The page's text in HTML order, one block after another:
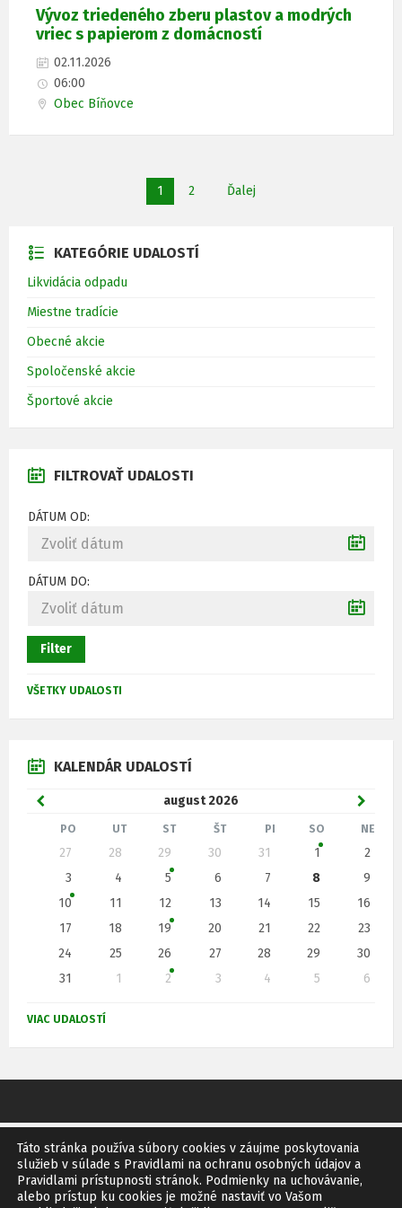
Vývoz triedeného zberu plastov a modrých
vriec s papierom z domácností
02.11.2026
06:00
Obec Bíňovce
1 2 Ďalej
KATEGÓRIE UDALOSTÍ
Likvidácia odpadu
Miestne tradície
Obecné akcie
Spoločenské akcie
Športové akcie
FILTROVAŤ UDALOSTI
DÁTUM OD:
DÁTUM DO:
Filter
VŠETKY UDALOSTI
KALENDÁR UDALOSTÍ
august2026
z
a
c
i
m
a
s
l
e
d
u
c
e
PO UT ST ŠT PI SO NE
e
d
r
d
i
27 28 29 30 31 1
2
3
4 5 6 7 8
9
10
11 12 13 14 15
16
17
18 19 20 21 22
23
24
25 26 27 28 29
30
31
1 2 3 4 5
6
a
s
n
a
l
e
n
d
á
VIAC UDALOSTÍ
GDPR SITEMAP RSS
© 2011 Obec Bíňovce
Vytvoril:IMFDesign
Táto stránka používa súbory cookies v záujme poskytovania
služieb v súlade s Pravidlami na ochranu osobných údajov a
Pravidlami prístupnosti stránok. Podmienky na uchovávanie,
alebo prístup ku cookies je možné nastaviť vo Vašom